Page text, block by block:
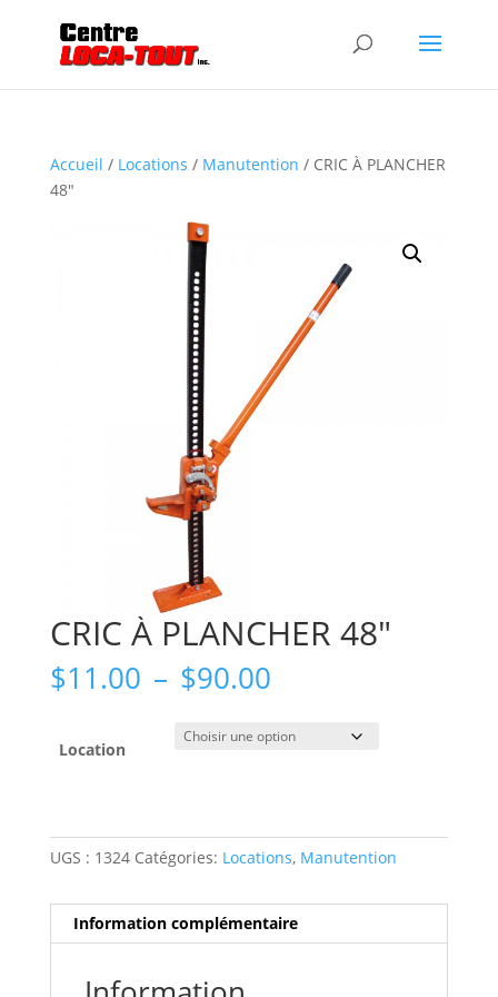
Accueil / Locations / Manutention / CRIC À PLANCHER
48″
CRIC À PLANCHER 48″
$11.00 – $90.00Plage
prix :
$11.00
Location
UGS : 1324 Catégories: Locations, Manutention
Information complémentaire